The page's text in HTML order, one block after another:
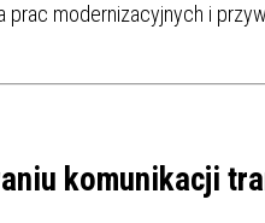
prac modernizacyjnych i
komunikacji